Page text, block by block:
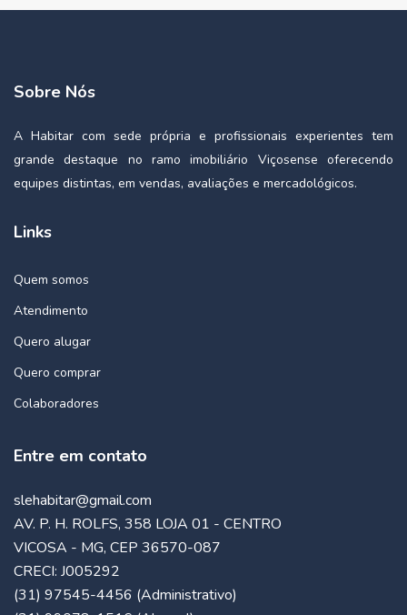
Sobre Nós
A Habitar com sede própria e profissionais experientes tem
grande destaque no ramo imobiliário Viçosense oferecendo
equipes distintas, em vendas, avaliações e mercadológicos.
Links
Quem somos
Atendimento
Quero alugar
Quero comprar
Colaboradores
Entre em contato
slehabitar@gmail.com
AV. P. H. ROLFS, 358 LOJA 01 - CENTRO
VICOSA - MG, CEP 36570-087
CRECI: J005292
(31) 97545-4456 (Administrativo)